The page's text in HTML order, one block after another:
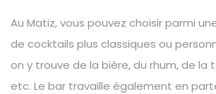
Au Matiz, vous pouvez choisir parmi
de cocktails plus classiques ou
on y trouve de la bière, du rhum, de la
etc. Le bar travaille également en